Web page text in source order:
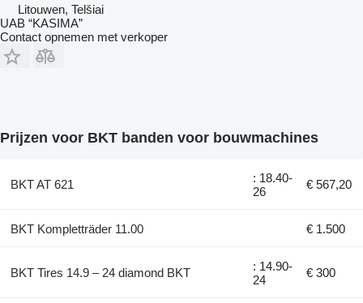
Litouwen, Telšiai
UAB “KASIMA”
Contact opnemen met verkoper
Prijzen voor BKT banden voor bouwmachines
BKT AT 621
: 18.40-
26
€ 567,20
BKT Kompletträder 11.00 € 1.500
BKT Tires 14.9 – 24 diamond BKT
: 14.90-
24
€ 300